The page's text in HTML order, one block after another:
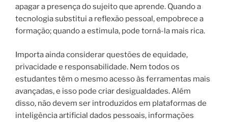
apagar a presença do sujeito que aprende. Quando a
tecnologia substitui a reflexão pessoal, empobrece a
formação; quando a estimula, pode torná-la mais rica.
Importa ainda considerar questões de equidade,
privacidade e responsabilidade. Nem todos os
estudantes têm o mesmo acesso às ferramentas mais
avançadas, e isso pode criar desigualdades. Além
disso, não devem ser introduzidos em plataformas de
inteligência artificial dados pessoais, informações